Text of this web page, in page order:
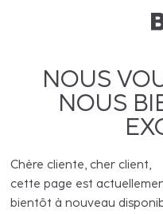
NOUS
NOUS
Chère cliente, cher client,
cette page est
bientôt à nouveau